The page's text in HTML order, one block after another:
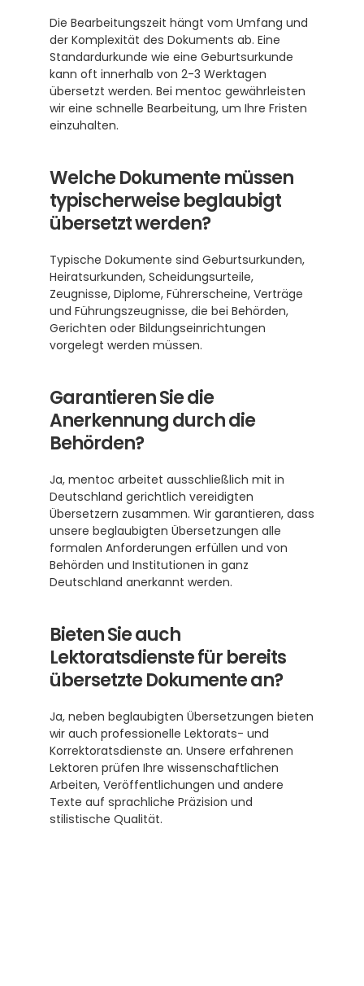
Die Bearbeitungszeit hängt vom Umfang und
der Komplexität des Dokuments ab. Eine
Standardurkunde wie eine Geburtsurkunde
kann oft innerhalb von 2-3 Werktagen
übersetzt werden. Bei mentoc gewährleisten
wir eine schnelle Bearbeitung, um Ihre Fristen
einzuhalten.
Welche Dokumente müssen
typischerweise beglaubigt
übersetzt werden?
Typische Dokumente sind Geburtsurkunden,
Heiratsurkunden, Scheidungsurteile,
Zeugnisse, Diplome, Führerscheine, Verträge
und Führungszeugnisse, die bei Behörden,
Gerichten oder Bildungseinrichtungen
vorgelegt werden müssen.
Garantieren Sie die
Anerkennung durch die
Behörden?
Ja, mentoc arbeitet ausschließlich mit in
Deutschland gerichtlich vereidigten
Übersetzern zusammen. Wir garantieren, dass
unsere beglaubigten Übersetzungen alle
formalen Anforderungen erfüllen und von
Behörden und Institutionen in ganz
Deutschland anerkannt werden.
Bieten Sie auch
Lektoratsdienste für bereits
übersetzte Dokumente an?
Ja, neben beglaubigten Übersetzungen bieten
wir auch professionelle Lektorats- und
Korrektoratsdienste an. Unsere erfahrenen
Lektoren prüfen Ihre wissenschaftlichen
Arbeiten, Veröffentlichungen und andere
Texte auf sprachliche Präzision und
stilistische Qualität.